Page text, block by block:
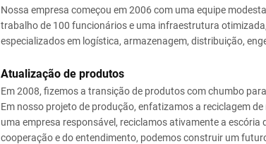
Nossa empresa começou em 2006 com uma equipe
trabalho de 100 funcionários e uma infraestrutura
especializados em logística, armazenagem, distribuição,
Atualização de produtos
Em 2008, fizemos a transição de produtos com chumbo
Em nosso projeto de produção, enfatizamos a reciclagem
uma empresa responsável, reciclamos ativamente a
cooperação e do entendimento, podemos construir um